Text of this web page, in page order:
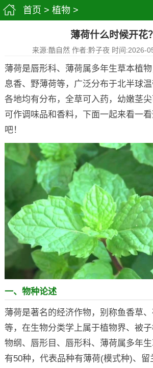
首页 > 植物 >
薄荷什么时候开花？
来源:酷自然 作者:黔子夜 时间:2026-
薄荷是唇形科、薄荷属多年生草本植
息香、野薄荷等，广泛分布于北半球
各地均有分布，全草可入药，幼嫩茎
可作调味品和香料，下面一起来看一
吧！
一、物种论述
薄荷是著名的经济作物，别称鱼香草
等，在生物分类学上属于植物界、被
物纲、唇形目、唇形科、薄荷属多年
有50种，代表品种有薄荷(模式种)、